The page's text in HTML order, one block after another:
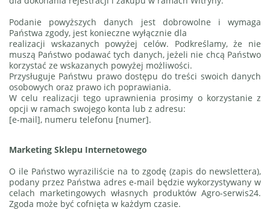
Podanie powyższych danych jest dobrowolne i wymaga
Państwa zgody, jest konieczne wyłącznie dla
realizacji wskazanych powyżej celów. Podkreślamy, że nie
muszą Państwo podawać tych danych, jeżeli nie chcą Państwo
korzystać ze wskazanych powyżej możliwości.
Przysługuje Państwu prawo dostępu do treści swoich danych
osobowych oraz prawo ich poprawiania.
W celu realizacji tego uprawnienia prosimy o korzystanie z
opcji w ramach swojego konta lub z adresu:
[e-mail], numeru telefonu [numer].
Marketing Sklepu Internetowego
O ile Państwo wyraziliście na to zgodę (zapis do newslettera),
podany przez Państwa adres e-mail będzie wykorzystywany w
celach marketingowych własnych produktów Agro-serwis24.
Zgoda może być cofnięta w każdym czasie.